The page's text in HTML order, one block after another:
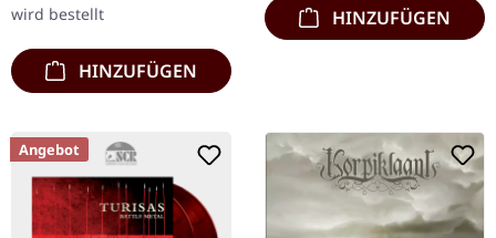
wird bestellt
HINZUFÜGEN
HINZUFÜGEN
Angebot